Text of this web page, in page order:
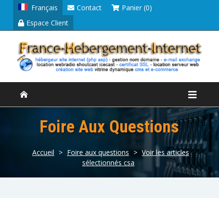
Français Contact
Panier (0)
Espace Client
Foire Aux Questions
Accueil > Foire aux questions > Voir les articles
sélectionnés csa